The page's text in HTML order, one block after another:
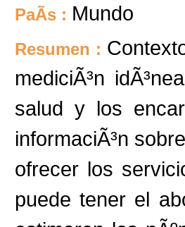
PaÃ­s : Mundo
Resumen :
mediciÃ³n
salud y los
informaciÃ³n
ofrecer los
puede tener el